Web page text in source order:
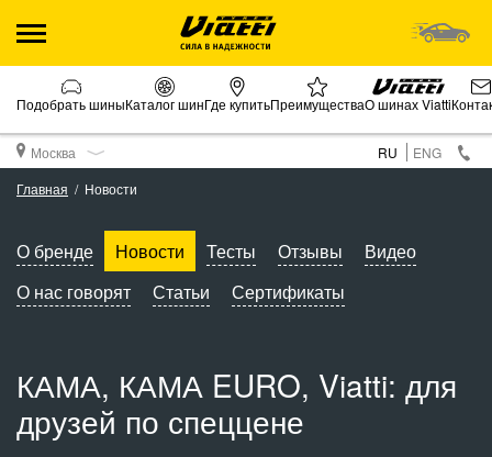
Подобрать шиныКаталог шинГде купитьПреимуществаО шинах Viatti
Москва RU
ENG
Главная
Новости
О бренде Новости Тесты Отзывы
Видео
О нас говорят
Статьи Сертификаты
КАМА, КАМА EURO, Viatti: для
друзей по спеццене